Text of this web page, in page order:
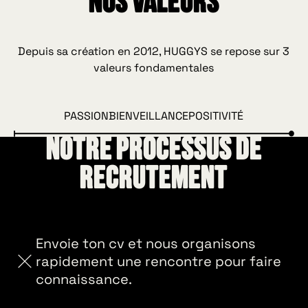
contagieux. Et puis surtout, tu es
Depuis sa création en 2012, HUGGYS se repose sur 3
valeurs fondamentales
PASSIONBIENVEILLANCEPOSITIVITÉ
Notre processus de
recrutement
Envoie ton cv et nous organisons
rapidement une rencontre pour faire
connaissance.